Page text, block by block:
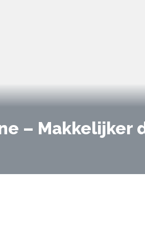
– Makkelijker